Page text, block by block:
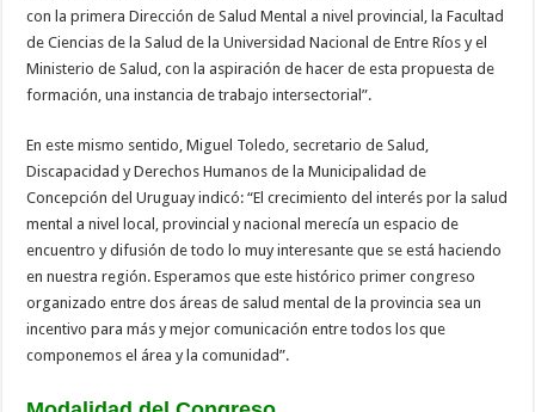
con la primera Dirección de Salud Mental a nivel provincial, la Facultad
de Ciencias de la Salud de la Universidad Nacional de Entre Ríos y el
Ministerio de Salud, con la aspiración de hacer de esta propuesta de
formación, una instancia de trabajo intersectorial”.
En este mismo sentido, Miguel Toledo, secretario de Salud,
Discapacidad y Derechos Humanos de la Municipalidad de
Concepción del Uruguay indicó: “El crecimiento del interés por la salud
mental a nivel local, provincial y nacional merecía un espacio de
encuentro y difusión de todo lo muy interesante que se está haciendo
en nuestra región. Esperamos que este histórico primer congreso
organizado entre dos áreas de salud mental de la provincia sea un
incentivo para más y mejor comunicación entre todos los que
componemos el área y la comunidad”.